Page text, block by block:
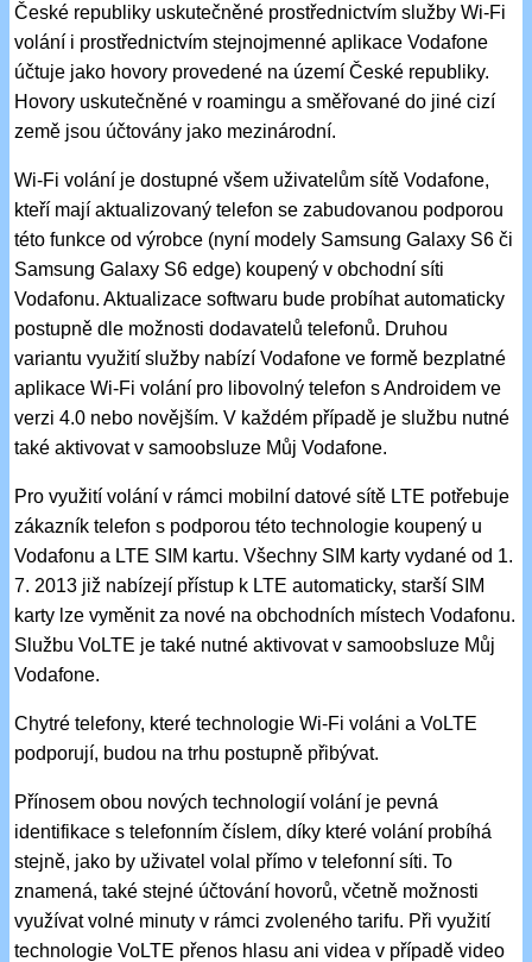
České republiky uskutečněné prostřednictvím služby Wi-Fi
volání i prostřednictvím stejnojmenné aplikace Vodafone
účtuje jako hovory provedené na území České republiky.
Hovory uskutečněné v roamingu a směřované do jiné cizí
země jsou účtovány jako mezinárodní.
Wi-Fi volání je dostupné všem uživatelům sítě Vodafone,
kteří mají aktualizovaný telefon se zabudovanou podporou
této funkce od výrobce (nyní modely Samsung Galaxy S6 či
Samsung Galaxy S6 edge) koupený v obchodní síti
Vodafonu. Aktualizace softwaru bude probíhat automaticky
postupně dle možnosti dodavatelů telefonů. Druhou
variantu využití služby nabízí Vodafone ve formě bezplatné
aplikace Wi-Fi volání pro libovolný telefon s Androidem ve
verzi 4.0 nebo novějším. V každém případě je službu nutné
také aktivovat v samoobsluze Můj Vodafone.
Pro využití volání v rámci mobilní datové sítě LTE potřebuje
zákazník telefon s podporou této technologie koupený u
Vodafonu a LTE SIM kartu. Všechny SIM karty vydané od 1.
7. 2013 již nabízejí přístup k LTE automaticky, starší SIM
karty lze vyměnit za nové na obchodních místech Vodafonu.
Službu VoLTE je také nutné aktivovat v samoobsluze Můj
Vodafone.
Chytré telefony, které technologie Wi-Fi voláni a VoLTE
podporují, budou na trhu postupně přibývat.
Přínosem obou nových technologií volání je pevná
identifikace s telefonním číslem, díky které volání probíhá
stejně, jako by uživatel volal přímo v telefonní síti. To
znamená, také stejné účtování hovorů, včetně možnosti
využívat volné minuty v rámci zvoleného tarifu. Při využití
technologie VoLTE přenos hlasu ani videa v případě video